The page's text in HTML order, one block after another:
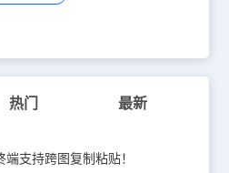
热门 最新
支持跨图复制粘贴！